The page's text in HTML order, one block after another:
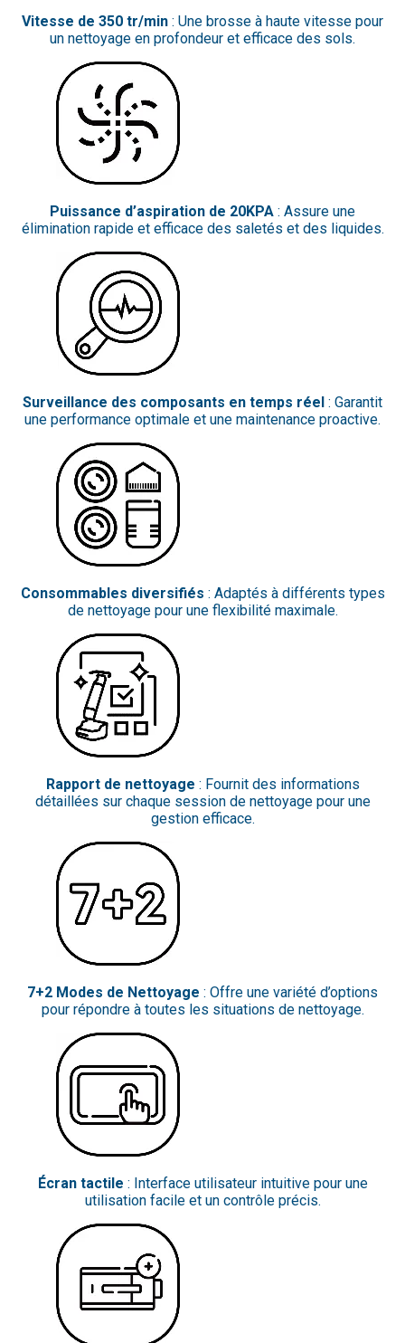
Vitesse de 350 tr/min : Une brosse à haute vitesse pour
un nettoyage en profondeur et efficace des sols.
Puissance d’aspiration de 20KPA : Assure une
élimination rapide et efficace des saletés et des liquides.
Surveillance des composants en temps réel : Garantit
une performance optimale et une maintenance proactive.
Consommables diversifiés : Adaptés à différents types
de nettoyage pour une flexibilité maximale.
Rapport de nettoyage : Fournit des informations
détaillées sur chaque session de nettoyage pour une
gestion efficace.
7+2 Modes de Nettoyage : Offre une variété d’options
pour répondre à toutes les situations de nettoyage.
Écran tactile : Interface utilisateur intuitive pour une
utilisation facile et un contrôle précis.